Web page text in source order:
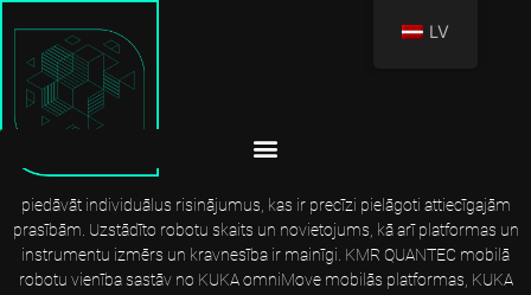
KMR QUANTEC: AUTONOMS UN PRECĪZS
KMR QUANTEC apvieno KUKA robotus, mobilās platformas un citus
rūpnieciskas klases komponentus, lai izveidotu kompleksu mobilo
robotu sistēmu. Pateicoties mainīgajiem komponentiem, mēs varam
piedāvāt individuālus risinājumus, kas ir precīzi pielāgoti attiecīgajām
prasībām. Uzstādīto robotu skaits un novietojums, kā arī platformas un
instrumentu izmērs un kravnesība ir mainīgi. KMR QUANTEC mobilā
robotu vienība sastāv no KUKA omniMove mobilās platformas, KUKA
LV